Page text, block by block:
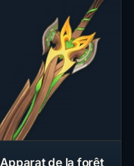
Apparat de la forêt